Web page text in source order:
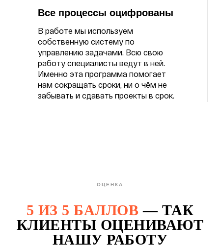
В работе мы используем
собственную систему по
управлению задачами. Всю свою
работу специалисты ведут в ней.
Именно эта программа помогает
нам сокращать сроки, ни о чём не
забывать и сдавать проекты в срок.
Все процессы оцифрованы
ОЦЕНКА
5 ИЗ 5 БАЛЛОВ — ТАК
КЛИЕНТЫ ОЦЕНИВАЮТ
НАШУ РАБОТУ